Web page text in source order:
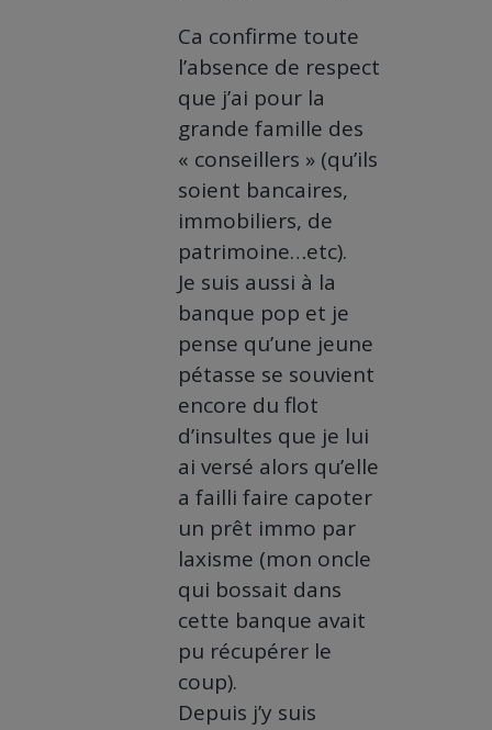
Ca confirme toute
l’absence de respect
que j’ai pour la
grande famille des
« conseillers » (qu’ils
soient bancaires,
immobiliers, de
patrimoine…etc).
Je suis aussi à la
banque pop et je
pense qu’une jeune
pétasse se souvient
encore du flot
d’insultes que je lui
ai versé alors qu’elle
a failli faire capoter
un prêt immo par
laxisme (mon oncle
qui bossait dans
cette banque avait
pu récupérer le
coup).
Depuis j’y suis